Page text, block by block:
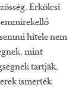
Erkölcsi
hitele nem
mint
tartják,
ismerték